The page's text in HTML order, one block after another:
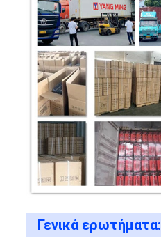
Γενικά ερωτήματα: